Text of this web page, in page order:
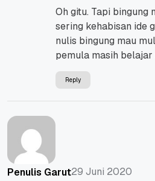
Oh gitu. Tapi bingung
sering kehabisan ide
nulis bingung mau
pemula masih belajar
Reply
Penulis Garut29 Juni 2020